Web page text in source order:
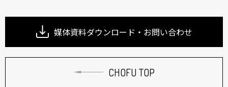
媒体資料ダウンロード・お問い合わせ
CHOFU TOP